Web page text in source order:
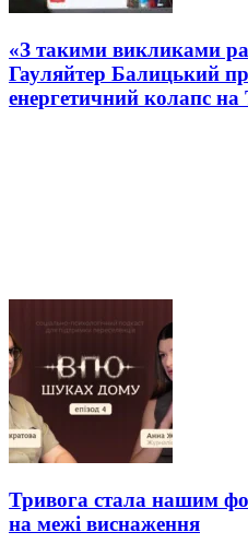
«З такими викликами
Гауляйтер Балицький
енергетичний колапс на
Тривога стала нашим
на межі виснаження